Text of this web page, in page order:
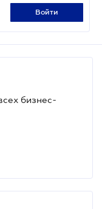
войти
бизнес-